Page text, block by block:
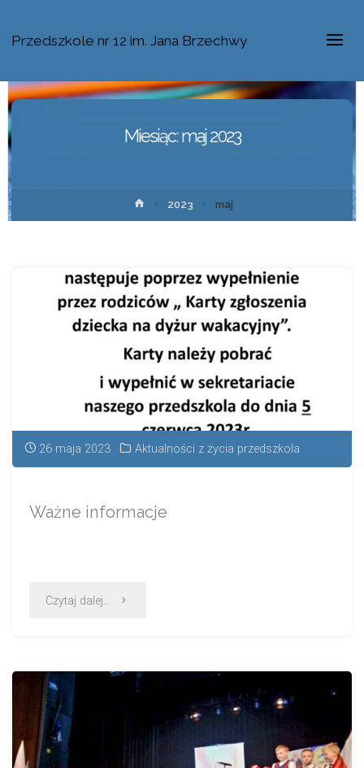
Przedszkole nr 12 im. Jana Brzechwy
Miesiąc:maj 2023
2023 maj
26 maja 2023 Aktualności z życia przedszkola
Ważne informacje
Czytaj dalej...